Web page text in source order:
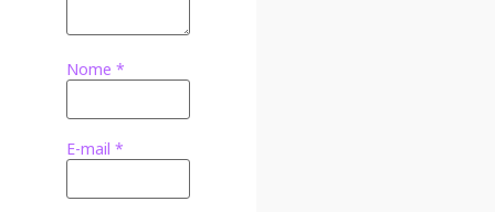
Nome *
E-mail *